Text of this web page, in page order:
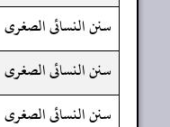
سنن النسائى الصغرى
سنن النسائى الصغرى
سنن النسائى الصغرى